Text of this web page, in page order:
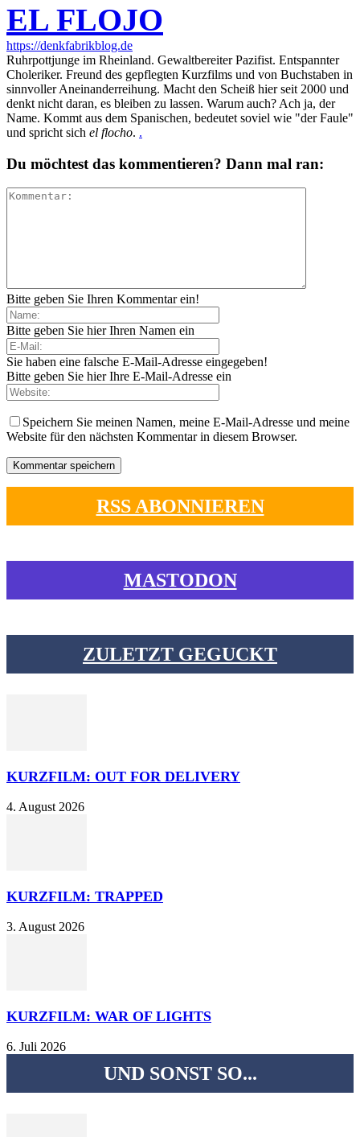
EL FLOJO
https://denkfabrikblog.de
Ruhrpottjunge im Rheinland. Gewaltbereiter Pazifist. Entspannter
Choleriker. Freund des gepflegten Kurzfilms und von Buchstaben in
sinnvoller Aneinanderreihung. Macht den Scheiß hier seit 2000 und
denkt nicht daran, es bleiben zu lassen. Warum auch? Ach ja, der
Name. Kommt aus dem Spanischen, bedeutet soviel wie "der Faule"
und spricht sich el flocho. .
Du möchtest das kommentieren? Dann mal ran:
Bitte geben Sie Ihren Kommentar ein!
Bitte geben Sie hier Ihren Namen ein
Sie haben eine falsche E-Mail-Adresse eingegeben!
Bitte geben Sie hier Ihre E-Mail-Adresse ein
Speichern Sie meinen Namen, meine E-Mail-Adresse und meine
Website für den nächsten Kommentar in diesem Browser.
RSS ABONNIEREN
MASTODON
ZULETZT GEGUCKT
KURZFILM: OUT FOR DELIVERY
4. August 2026
KURZFILM: TRAPPED
3. August 2026
KURZFILM: WAR OF LIGHTS
6. Juli 2026
UND SONST SO...